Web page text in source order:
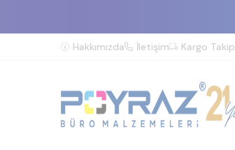
Hakkımızda İletişim Kargo Takip